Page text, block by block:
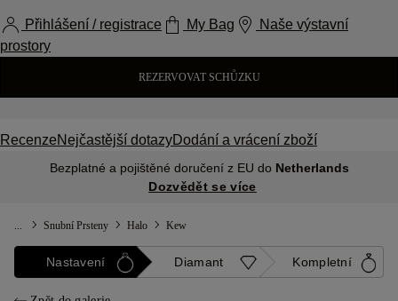
Přihlášení / registrace My Bag
Naše výstavní
prostory
REZERVOVAT SCHŮZKU
RecenzeNejčastější dotazyDodání a vrácení zboží
Bezplatné a pojištěné doručení z EU do Netherlands
Dozvědět se více
... Snubní Prsteny Halo Kew
Nastavení Diamant Kompletní